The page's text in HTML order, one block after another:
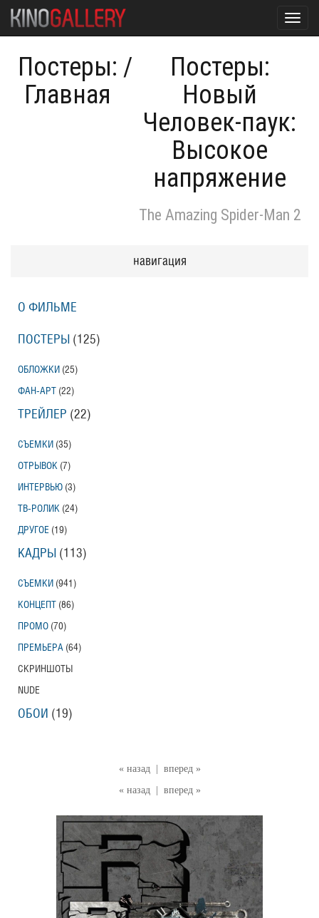
Постеры:
Главная
/
Постеры:
Новый
Человек-паук:
Высокое
напряжение
The Amazing Spider-Man 2
« назад
вперед »
« назад
вперед »
навигация
О ФИЛЬМЕ
ПОСТЕРЫ (125)
ОБЛОЖКИ (25)
ФАН-АРТ (22)
ТРЕЙЛЕР (22)
СЪЕМКИ (35)
ОТРЫВОК (7)
ИНТЕРВЬЮ (3)
ТВ-РОЛИК (24)
ДРУГОЕ (19)
КАДРЫ (113)
СЪЕМКИ (941)
КОНЦЕПТ (86)
ПРОМО (70)
ПРЕМЬЕРА (64)
СКРИНШОТЫ
NUDE
ОБОИ (19)